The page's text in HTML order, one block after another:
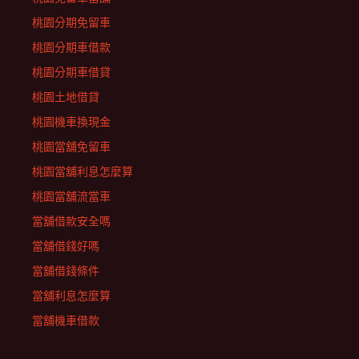
桃園分期免留車
桃園分期車借款
桃園分期車借貸
桃園土地借貸
桃園機車換現金
桃園當舖免留車
桃園當舖利息怎麼算
桃園當舖流當車
當舖借款安全嗎
當舖借錢好嗎
當舖借錢條件
當舖利息怎麼算
當舖機車借款